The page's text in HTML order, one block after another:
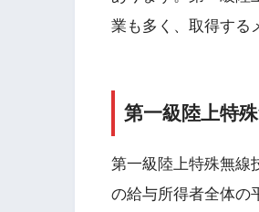
業も多く、取得する
第一級陸上特
第一級陸上特殊無線
の給与所得者全体の